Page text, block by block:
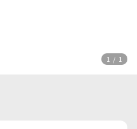
1 / 1